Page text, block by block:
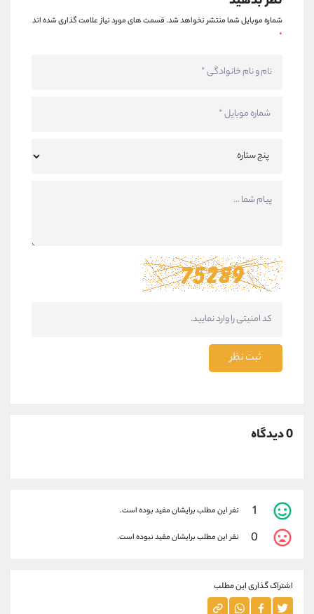
شماره موبایل شما منتشر نخواهد شد.قسمت های مورد نیاز علامت گذاری شده اند
*
ثبت نظر
0 دیدگاه
1 نفر این مطلب برایشان مفید بوده است.
0 نفر این مطلب برایشان مفید نبوده است.
اشتراک گذاری این مطلب